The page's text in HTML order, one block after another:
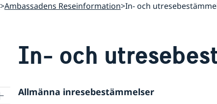
Ambassadens Reseinformation In- och
In- och
Allmänna inresebestämmelser